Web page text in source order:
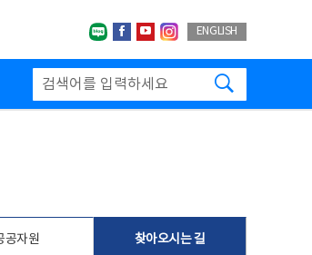
네이버블로그
페이스북
유투브인스타그랩
ENGLISH
공자원 찾아오시는 길